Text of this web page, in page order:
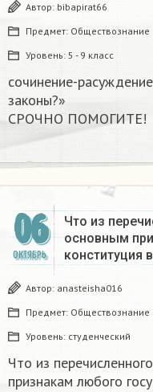
Автор: bibapirat66
Предмет: Обществознание
Уровень: 5 - 9 класс
сочинение-
законы?»
СРОЧНО ПОМОГИТЕ! ​
06
ОКТЯБРЬ
Что из
основным
конституция
Автор: anasteisha016
Предмет: Обществознание
Уровень: студенческий
Что из
признакам любого